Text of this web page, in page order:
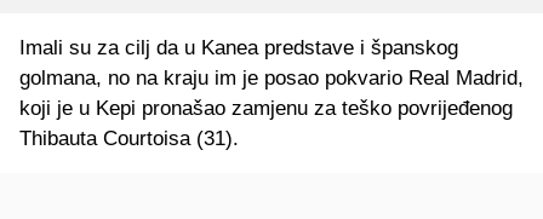
Imali su za cilj da u Kanea predstave i španskog
golmana, no na kraju im je posao pokvario Real Madrid,
koji je u Kepi pronašao zamjenu za teško povrijeđenog
Thibauta Courtoisa (31).